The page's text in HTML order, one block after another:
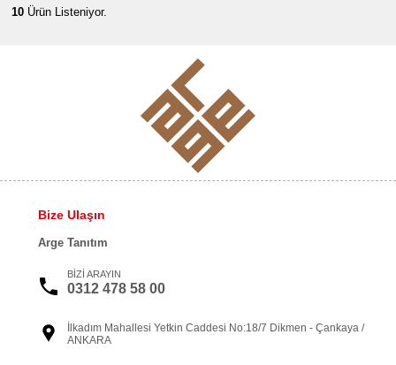
10Ürün Listeniyor.
Bize Ulaşın
Arge Tanıtım
BİZİ ARAYIN
0312 478 58 00
İlkadım Mahallesi Yetkin Caddesi No:18/7 Dikmen - Çankaya /
ANKARA